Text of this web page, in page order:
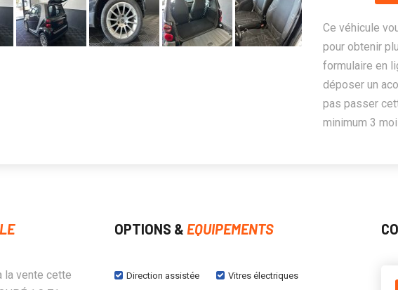
Ce véhicule
pour obtenir
formulaire en
déposer un
pas passer
minimum 3
la vente cette
OPTIONS & EQUIPEMENTS
Direction assistée
Vitres électriques